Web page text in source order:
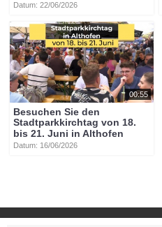
Datum: 22/06/2026
00:55
Besuchen Sie den
Stadtparkkirchtag von 18.
bis 21. Juni in Althofen
Datum: 16/06/2026